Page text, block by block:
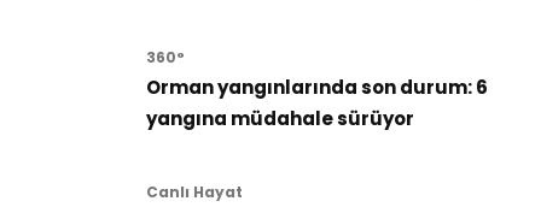
360°
Orman yangınlarında son durum: 6
yangına müdahale sürüyor
Canlı Hayat